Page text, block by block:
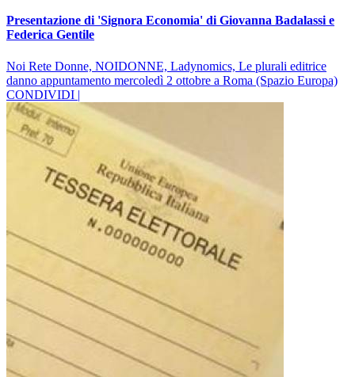
Presentazione di 'Signora Economia' di Giovanna Badalassi e
Federica Gentile
Noi Rete Donne, NOIDONNE, Ladynomics, Le plurali editrice
danno appuntamento mercoledì 2 ottobre a Roma (Spazio Europa)
CONDIVIDI |